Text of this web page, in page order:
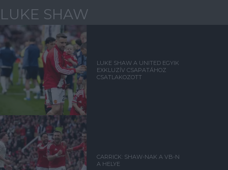
LUKE SHAW
LUKE SHAW A UNITED EGYIK
EXKLUZÍV CSAPATÁHOZ
CSATLAKOZOTT
CARRICK: SHAW-NAK A VB-N
A HELYE